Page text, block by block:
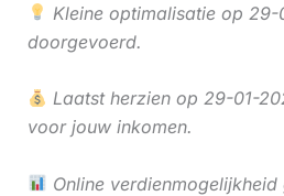
Kleine optimalisatie op 29-
doorgevoerd.
Laatst herzien op 29-01-
voor jouw inkomen.
Online